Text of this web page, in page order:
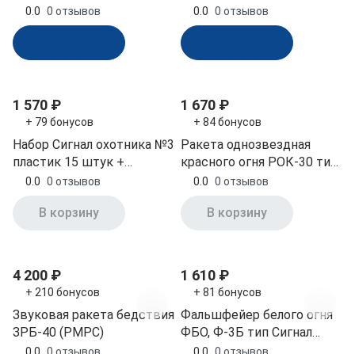
металл (ПУ-М)
0.0 0 отзывов
(РМРС, РКО)
0.0 0 отзывов
1 570 ₽
+ 79 бонусов
Набор Сигнал охотника №3
пластик 15 штук +
пусковое устройство
0.0 0 отзывов
В корзину
1 670 ₽
+ 84 бонусов
Ракета однозвездная
красного огня РОК-30 тип
Сигнал
0.0 0 отзывов
В корзину
4 200 ₽
+ 210 бонусов
Звуковая ракета бедствия
ЗРБ-40 (РМРС)
1 610 ₽
+ 81 бонусов
Фальшфейер белого огня
ФБО, Ф-3Б тип Сигнал
(Челябинск)